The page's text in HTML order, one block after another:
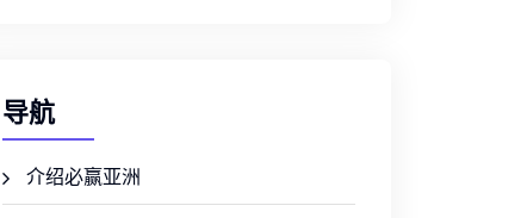
导航
介绍必赢亚洲